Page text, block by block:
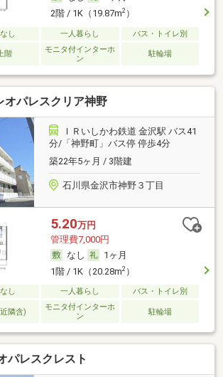
2階 / 1K（19.87m2）
し 一人暮らし バス・トイレ別
階
モニタ付インターホ
ン
駐輪場
オパレスクリア神野
ＩＲいしかわ鉄道 金沢駅 バス41
分/「神野町」バス停 停歩4分
築22年5ヶ月 / 3階建
石川県金沢市神野３丁目
5.20万円
管理費7,000円
なし
1ヶ月
1階 / 1K（20.28m2）
し 一人暮らし バス・トイレ別
隣含)
モニタ付インターホ
ン
駐輪場
パレスクレスト